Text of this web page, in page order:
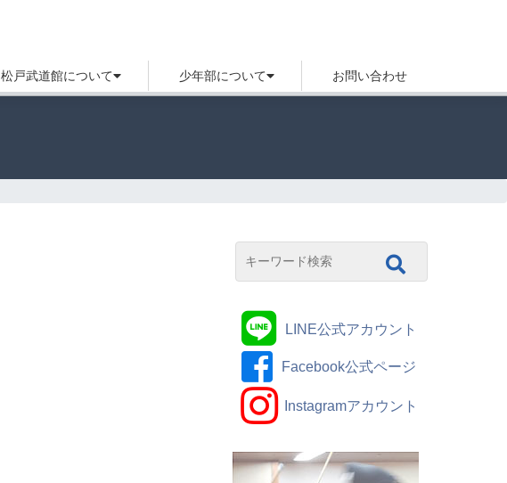
松戸武道館について 少年部について お問い合わせ
LINE公式アカウント
Facebook公式ページ
Instagramアカウント